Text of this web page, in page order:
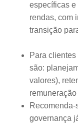
específicas e
rendas, com
transição
Para
são:
valores),
governança